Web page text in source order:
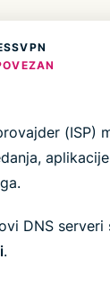
(ISP)
DNS serveri
.